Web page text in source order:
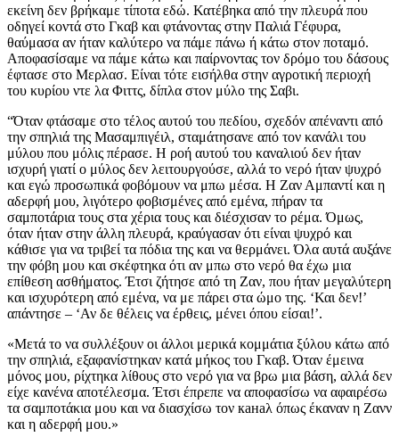
εκείνη δεν βρήκαμε τίποτα εδώ. Κατέβηκα από την πλευρά που
οδηγεί κοντά στο Γκαβ και φτάνοντας στην Παλιά Γέφυρα,
θαύμασα αν ήταν καλύτερο να πάμε πάνω ή κάτω στον ποταμό.
Αποφασίσαμε να πάμε κάτω και παίρνοντας τον δρόμο του δάσους
έφτασε στο Μερλασ. Είναι τότε εισήλθα στην αγροτική περιοχή
του κυρίου ντε λα Φιττς, δίπλα στον μύλο της Σαβι.
“Όταν φτάσαμε στο τέλος αυτού του πεδίου, σχεδόν απέναντι από
την σπηλιά της Μασαμπιγέιλ, σταμάτησανε από τον κανάλι του
μύλου που μόλις πέρασε. Η ροή αυτού του καναλιού δεν ήταν
ισχυρή γιατί ο μύλος δεν λειτουργούσε, αλλά το νερό ήταν ψυχρό
και εγώ προσωπικά φοβόμουν να μπω μέσα. Η Ζαν Αμπαντί και η
αδερφή μου, λιγότερο φοβισμένες από εμένα, πήραν τα
σαμποτάρια τους στα χέρια τους και διέσχισαν το ρέμα. Όμως,
όταν ήταν στην άλλη πλευρά, κραύγασαν ότι είναι ψυχρό και
κάθισε για να τριβεί τα πόδια της και να θερμάνει. Όλα αυτά αυξάνε
την φόβη μου και σκέφτηκα ότι αν μπω στο νερό θα έχω μια
επίθεση ασθήματος. Έτσι ζήτησε από τη Ζαν, που ήταν μεγαλύτερη
και ισχυρότερη από εμένα, να με πάρει στα ώμο της. ‘Και δεν!’
απάντησε – ‘Αν δε θέλεις να έρθεις, μένει όπου είσαι!’.
«Μετά το να συλλέξουν οι άλλοι μερικά κομμάτια ξύλου κάτω από
την σπηλιά, εξαφανίστηκαν κατά μήκος του Γκαβ. Όταν έμεινα
μόνος μου, ρίχτηκα λίθους στο νερό για να βρω μια βάση, αλλά δεν
είχε κανένα αποτέλεσμα. Έτσι έπρεπε να αποφασίσω να αφαιρέσω
τα σαμποτάκια μου και να διασχίσω τον канаλ όπως έκαναν η Ζανν
και η αδερφή μου.»